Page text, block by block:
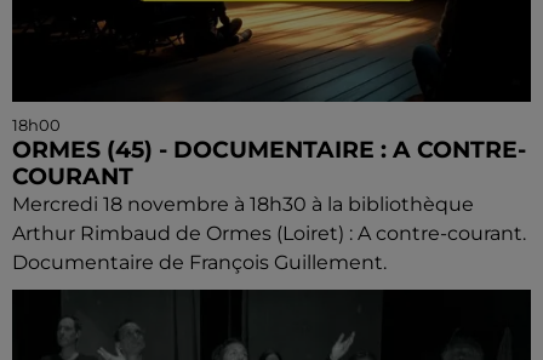
18h00
ORMES (45) - DOCUMENTAIRE : A CONTRE-
COURANT
Mercredi 18 novembre à 18h30 à la bibliothèque
Arthur Rimbaud de Ormes (Loiret) : A contre-courant.
Documentaire de François Guillement.